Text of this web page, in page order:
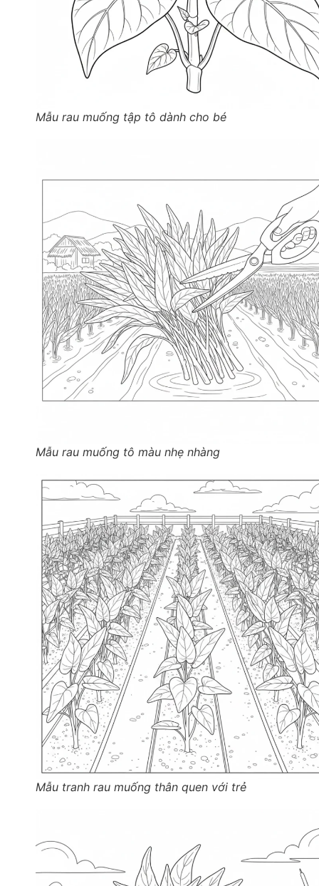
Mẫu rau muống tập tô dành cho bé
Mẫu rau muống tô màu nhẹ nhàng
Mẫu tranh rau muống thân quen với trẻ